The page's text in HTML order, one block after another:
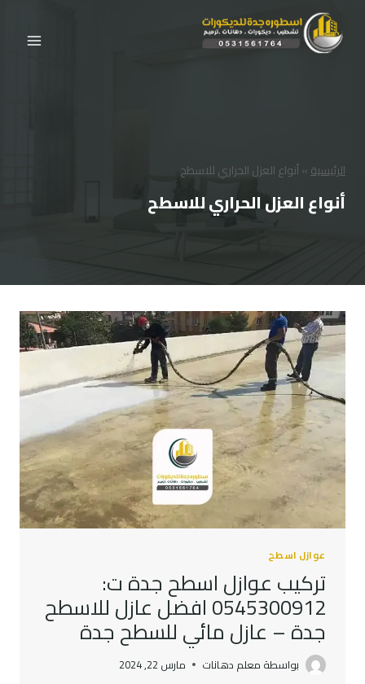
المحتوى
الرئيسية»أنواع العزل الحراري للاسطح
أنواع العزل الحراري للاسطح
عوازل اسطح
تركيب عوازل اسطح جدة ت:
0545300912 افضل عازل للاسطح
جدة – عازل مائي للسطح جدة
بواسطة معلم دهانات مارس 22, 2024